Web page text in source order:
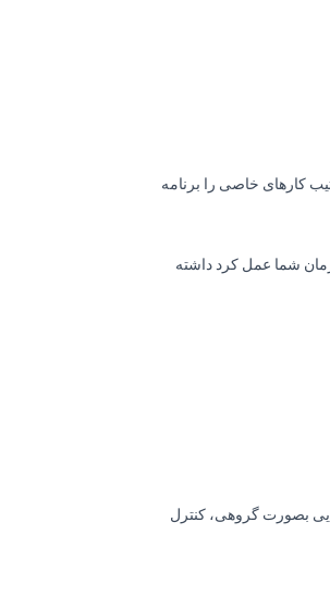
کارهای خاصی را برنامه
شما عمل کرد داشته
بصورت گروهی، کنترل